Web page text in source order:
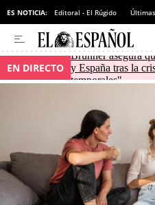
ES NOTICIA: Editoral - El Rúgido
EN DIRECTO
Brunner asegura
y España tras la
temporales"